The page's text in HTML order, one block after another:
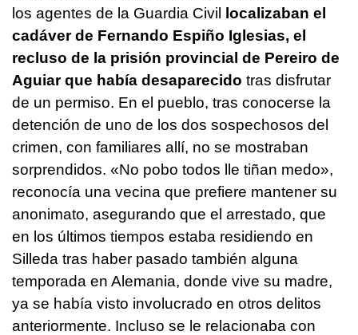
los agentes de la Guardia Civil localizaban el
cadáver de Fernando Espiño Iglesias, el
recluso de la prisión provincial de Pereiro de
Aguiar que había desaparecido tras disfrutar
de un permiso. En el pueblo, tras conocerse la
detención de uno de los dos sospechosos del
crimen, con familiares allí, no se mostraban
sorprendidos. «No pobo todos lle tiñan medo»,
reconocía una vecina que prefiere mantener su
anonimato, asegurando que el arrestado, que
en los últimos tiempos estaba residiendo en
Silleda tras haber pasado también alguna
temporada en Alemania, donde vive su madre,
ya se había visto involucrado en otros delitos
anteriormente. Incluso se le relacionaba con